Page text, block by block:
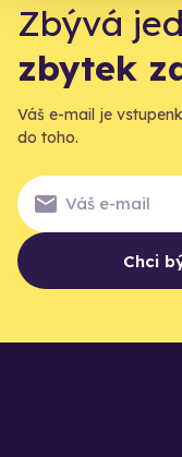
Zbývá
zbytek
Váš e-mail je
do toho.
Chci